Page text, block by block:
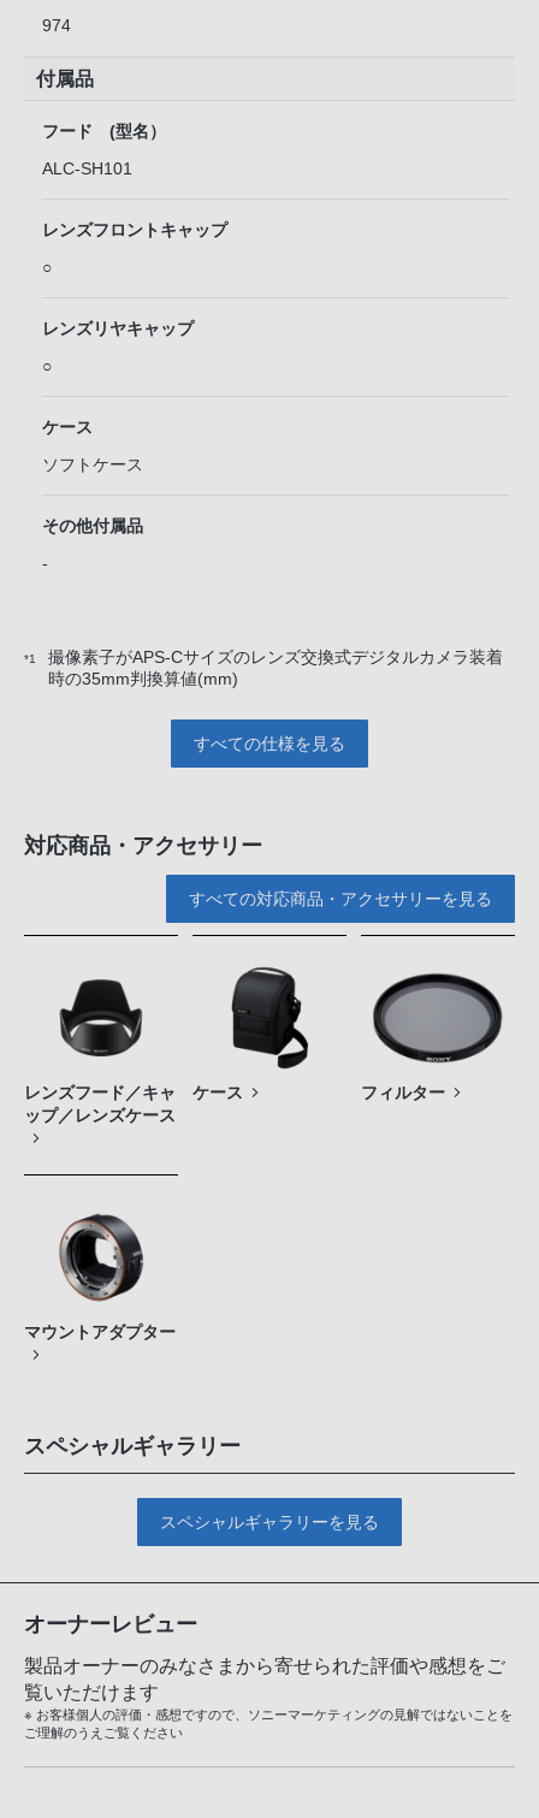
974
付属品
フード (型名）
ALC-SH101
レンズフロントキャップ
○
レンズリヤキャップ
○
ケース
ソフトケース
その他付属品
-
*1
撮像素子がAPS-Cサイズのレンズ交換式デジタルカメラ装着
時の35mm判換算値(mm)
すべての仕様を見る
対応商品・アクセサリー
すべての対応商品・アクセサリーを見る
レンズフード／キャ
ップ／レンズケース
ケース フィルター
マウントアダプター
スペシャルギャラリー
スペシャルギャラリーを見る
オーナーレビュー
製品オーナーのみなさまから寄せられた評価や感想をご
覧いただけます
※ お客様個人の評価・感想ですので、ソニーマーケティングの見解ではないことを
ご理解のうえご覧ください